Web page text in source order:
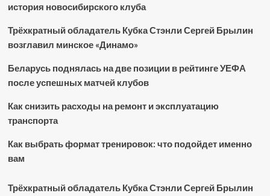
история новосибирского клуба
Трёхкратный обладатель Кубка Стэнли Сергей Брылин
возглавил минское «Динамо»
Беларусь поднялась на две позиции в рейтинге УЕФА
после успешных матчей клубов
Как снизить расходы на ремонт и эксплуатацию
транспорта
Как выбрать формат тренировок: что подойдет именно
вам
Трёхкратный обладатель Кубка Стэнли Сергей Брылин